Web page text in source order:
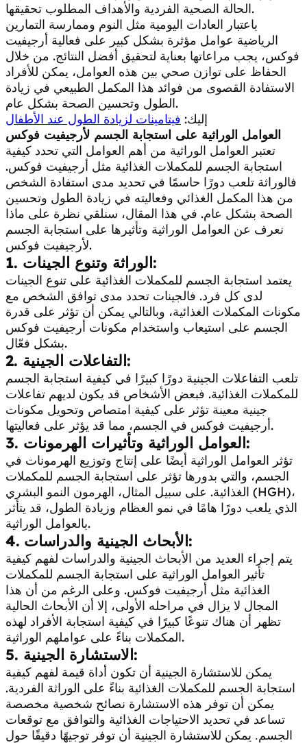
الحالة الصحية الفردية والأهداف المطلوب تحقيقها.
باعتبار العادات اليومية مثل النوم وممارسة التمارين
الرياضية عوامل مؤثرة بشكل كبير على فعالية أرجيفيت
فوكس، يجب مراعاتها بعناية لتحقيق أفضل النتائج. من خلال
الحفاظ على توازن صحي بين هذه العوامل، يمكن للأفراد
الاستفادة القصوى من فوائد هذا المكمل الطبيعي في زيادة
الطول وتحسين الصحة بشكل عام.
إليك: فيتامينات لزيادة الطول عند الأطفال
العوامل الوراثية على استجابة الجسم لأرجيفيت فوكس
تعتبر العوامل الوراثية من أهم العوامل التي تحدد كيفية
استجابة الجسم للمكملات الغذائية مثل أرجيفيت فوكس.
فالوراثة تلعب دورًا حاسمًا في تحديد مدى استفادة الشخص
من هذا المكمل الغذائي وفعاليته في زيادة الطول وتحسين
الصحة بشكل عام. في هذا المقال، سنلقي نظرة على ماذا
نعرف عن العوامل الوراثية وتأثيرها على استجابة الجسم
لأرجيفيت فوكس.
1. الوراثة وتنوع الجينات:
يعتمد استجابة الجسم للمكملات الغذائية على تنوع الجينات
لدى كل فرد. فالجينات تحدد مدى توافق الشخص مع
مكونات المكملات الغذائية، وبالتالي يمكن أن تؤثر على قدرة
الجسم على استيعاب واستخدام مكونات أرجيفيت فوكس
بشكل فعّال.
2. التفاعلات الجينية:
تلعب التفاعلات الجينية دورًا كبيرًا في كيفية استجابة الجسم
للمكملات الغذائية. فبعض الأشخاص قد يكون لديهم تفاعلات
جينية معينة تؤثر على كيفية امتصاص وتحويل مكونات
أرجيفيت فوكس في الجسم، مما قد يؤثر على فعاليتها.
3. العوامل الوراثية وتأثيرات الهرمونات:
تؤثر العوامل الوراثية أيضًا على إنتاج وتوزيع الهرمونات في
الجسم، والتي بدورها تؤثر على استجابة الجسم للمكملات
الغذائية. على سبيل المثال، الهرمون النمو البشري (HGH)،
الذي يلعب دورًا هامًا في نمو العظام وزيادة الطول، قد يتأثر
بالعوامل الوراثية.
4. الأبحاث الجينية والدراسات:
يتم إجراء العديد من الأبحاث الجينية والدراسات لفهم كيفية
تأثير العوامل الوراثية على استجابة الجسم للمكملات
الغذائية مثل أرجيفيت فوكس. وعلى الرغم من أن هذا
المجال لا يزال في مراحله الأولى، إلا أن الأبحاث الحالية
تظهر أن هناك تنوعًا كبيرًا في كيفية استجابة الأفراد لهذه
المكملات بناءً على عواملهم الوراثية.
5. الاستشارة الجينية:
يمكن للاستشارة الجينية أن تكون أداة قيمة لفهم كيفية
استجابة الجسم للمكملات الغذائية بناءً على الوراثة الفردية.
يمكن أن توفر هذه الاستشارة نصائح شخصية مخصصة
تساعد في تحديد الاحتياجات الغذائية والتوافق مع توقعات
الجسم. يمكن للاستشارة الجينية أن توفر توجيهًا دقيقًا حول